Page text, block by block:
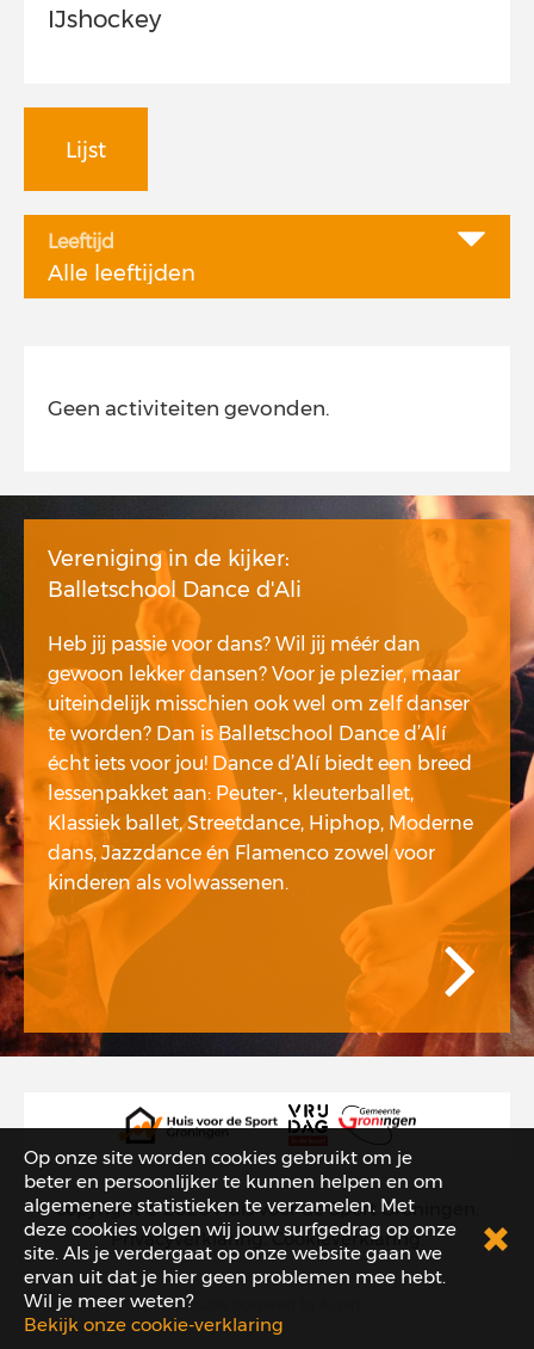
Op onze site worden cookies gebruikt om je
beter en persoonlijker te kunnen helpen en om
algemenere statistieken te verzamelen. Met
deze cookies volgen wij jouw surfgedrag op onze
site. Als je verdergaat op onze website gaan we
ervan uit dat je hier geen problemen mee hebt.
Wil je meer weten?
Bekijk onze cookie-verklaring
IJshockey
Lijst
Leeftijd
Alle leeftijden
Geen activiteiten gevonden.
Vereniging in de kijker:
Balletschool Dance d'Ali
Heb jij passie voor dans? Wil jij méér dan
gewoon lekker dansen? Voor je plezier, maar
uiteindelijk misschien ook wel om zelf danser
te worden? Dan is Balletschool Dance d’Alí
écht iets voor jou! Dance d’Alí biedt een breed
lessenpakket aan: Peuter-, kleuterballet,
Klassiek ballet, Streetdance, Hiphop, Moderne
dans, Jazzdance én Flamenco zowel voor
kinderen als volwassenen.
copyright © 2026Huis voor de Sport Groningen
Privacyverklaring.Cookieverklaring.
proudly powered by